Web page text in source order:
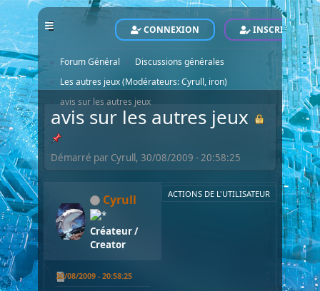
CONNEXION
INSCRIVEZ-
POLARIS - Le Site Officiel - Official Website ► Forum
Forum Général Discussions générales
Les autres jeux(Modérateurs:Cyrull, iron)
avis sur les autres jeux
avis sur les autres jeux
Démarré par Cyrull, 30/08/2009 - 20:58:25
ACTIONS DE L'UTILISATEUR
Cyrull
Créateur /
Creator
30/08/2009 - 20:58:25